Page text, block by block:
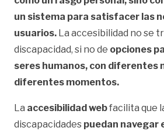
un sistema para satisfacer las
usuarios. La accesibilidad no se
discapacidad, si no de opciones
seres humanos, con diferentes
diferentes momentos.
La accesibilidad webfacilita que
discapacidades puedan navegar